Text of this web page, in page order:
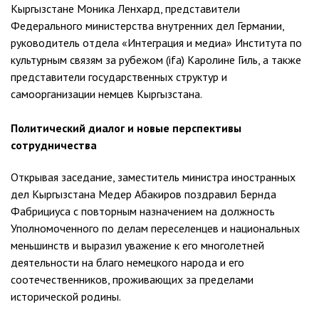
Кыргызстане Моника Ленхард, представители
Федерального министерства внутренних дел Германии,
руководитель отдела «Интеграция и медиа» Института по
культурным связям за рубежом (ifa) Каролине Гиль, а также
представители государственных структур и
самоорганизации немцев Кыргызстана.
Политический диалог и новые перспективы
сотрудничества
Открывая заседание, заместитель министра иностранных
дел Кыргызстана Медер Абакиров поздравил Бернда
Фабрициуса с повторным назначением на должность
Уполномоченного по делам переселенцев и национальных
меньшинств и выразил уважение к его многолетней
деятельности на благо немецкого народа и его
соотечественников, проживающих за пределами
исторической родины.